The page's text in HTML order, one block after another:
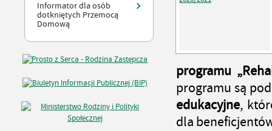
Informator dla osób
dotkniętych Przemocą
Domową
programu
programu są
edukacyjne,
dla